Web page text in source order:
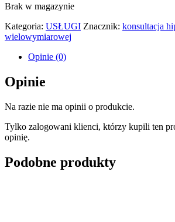
Brak w magazynie
Kategoria: USŁUGI Znacznik: konsultacja
wielowymiarowej
Opinie (0)
Opinie
Na razie nie ma opinii o produkcie.
Tylko zalogowani klienci, którzy kupili ten
opinię.
Podobne produkty